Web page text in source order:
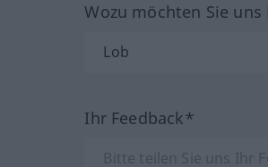
Wozu möchten Sie
Ihr Feedback*